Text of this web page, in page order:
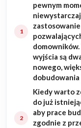
Rezydencje
Rozbudowa
Remonty
Budynki biurowe
Realizacje
pewnym
wyjścia są
nowego,
Kiedy warto
do już
aby prace
zgodnie z